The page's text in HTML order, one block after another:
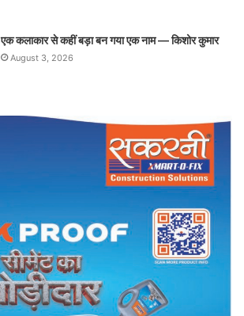
एक कलाकार से कहीं बड़ा बन गया एक नाम — किशोर कुमार
August 3, 2026